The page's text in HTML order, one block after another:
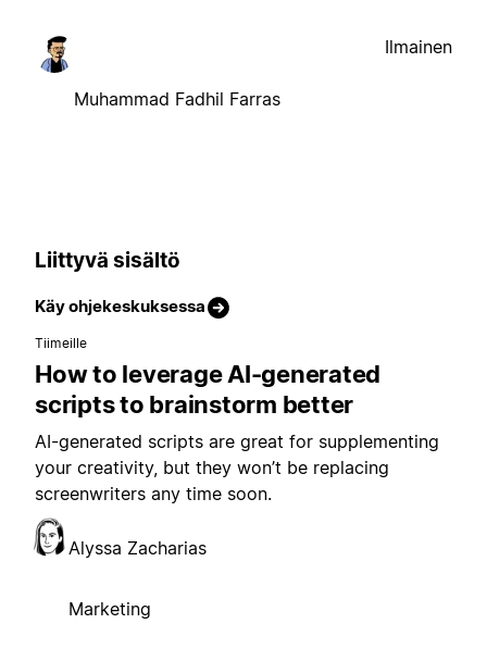
Muhammad Fadhil Farras
Ilmainen
Liittyvä sisältö
Käy ohjekeskuksessa
Tiimeille
How to leverage AI-generated
scripts to brainstorm better
AI-generated scripts are great for supplementing
your creativity, but they won’t be replacing
screenwriters any time soon.
Alyssa Zacharias
Marketing